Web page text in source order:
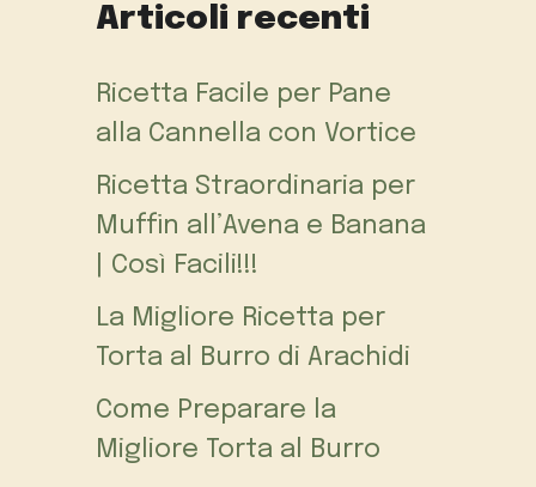
Articoli recenti
Ricetta Facile per Pane
alla Cannella con Vortice
Ricetta Straordinaria per
Muffin all’Avena e Banana
| Così Facili!!!
La Migliore Ricetta per
Torta al Burro di Arachidi
Come Preparare la
Migliore Torta al Burro